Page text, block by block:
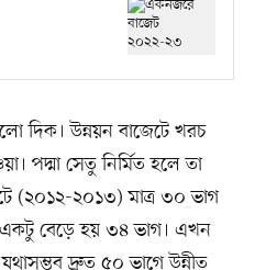
দিক। উন্নয়ন বাজেটে খরচ
পদ্মা সেতু নির্মিত হলে তা
(২০১২-২০১৩) মাত্র ৩০ ভাগ
বেড়ে হয় ৩৪ ভাগ। এখন
দ্রুত ৫০ ভাগে উন্নীত